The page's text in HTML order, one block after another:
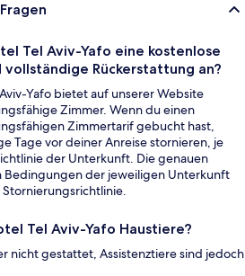
Tel Aviv-Yafo eine kostenlose
Rückerstattung an?
Yafo bietet auf unserer Website
Zimmer. Wenn du einen
Zimmertarif gebucht hast,
Tage vor deiner Anreise stornieren, je
der Unterkunft. Die genauen
Bedingungen der jeweiligen Unterkunft
Tel Aviv-Yafo Haustiere?
nicht gestattet, Assistenztiere sind jedoch